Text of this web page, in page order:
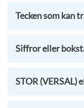
Tecken som kan
Siffror eller
STOR (VERSAL)